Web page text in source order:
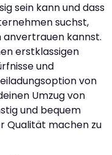
sein kann und dass
suchst,
anvertrauen kannst.
erstklassigen
und
von
Umzug von
und bequem
Qualität machen zu